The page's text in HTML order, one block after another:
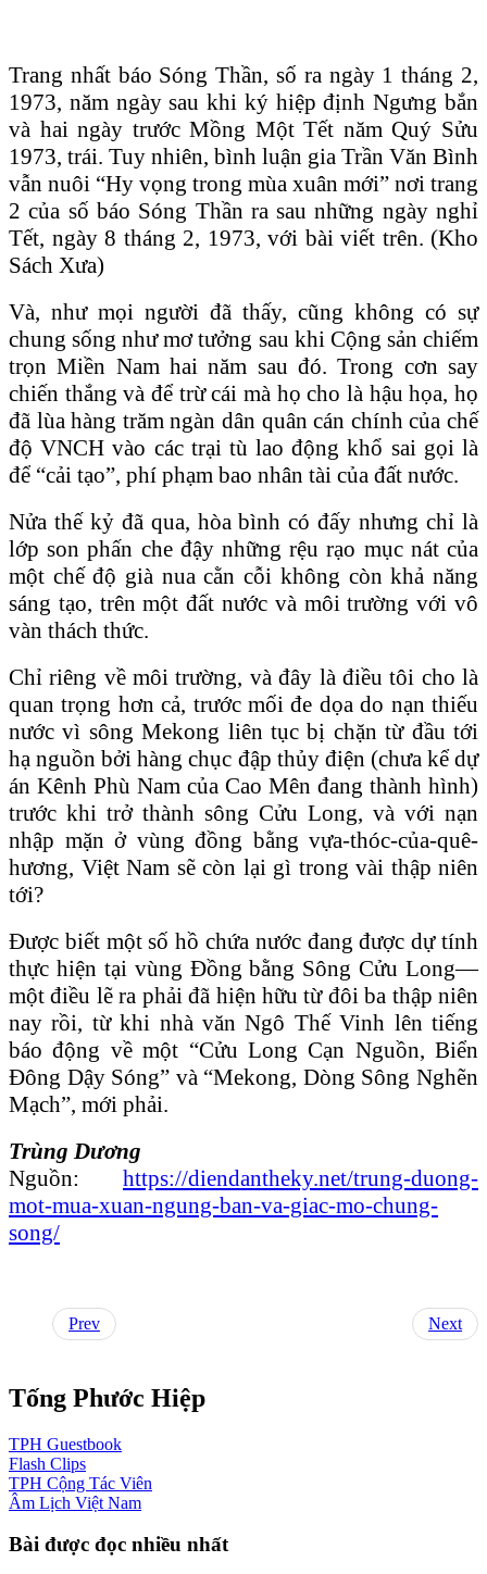
Trang nhất báo Sóng Thần, số ra ngày 1 tháng 2,
1973, năm ngày sau khi ký hiệp định Ngưng bắn
và hai ngày trước Mồng Một Tết năm Quý Sửu
1973, trái. Tuy nhiên, bình luận gia Trần Văn Bình
vẫn nuôi “Hy vọng trong mùa xuân mới” nơi trang
2 của số báo Sóng Thần ra sau những ngày nghỉ
Tết, ngày 8 tháng 2, 1973, với bài viết trên. (Kho
Sách Xưa)
Và, như mọi người đã thấy, cũng không có sự
chung sống như mơ tưởng sau khi Cộng sản chiếm
trọn Miền Nam hai năm sau đó. Trong cơn say
chiến thắng và để trừ cái mà họ cho là hậu họa, họ
đã lùa hàng trăm ngàn dân quân cán chính của chế
độ VNCH vào các trại tù lao động khổ sai gọi là
để “cải tạo”, phí phạm bao nhân tài của đất nước.
Nửa thế kỷ đã qua, hòa bình có đấy nhưng chỉ là
lớp son phấn che đậy những rệu rạo mục nát của
một chế độ già nua cằn cỗi không còn khả năng
sáng tạo, trên một đất nước và môi trường với vô
vàn thách thức.
Chỉ riêng về môi trường, và đây là điều tôi cho là
quan trọng hơn cả, trước mối đe dọa do nạn thiếu
nước vì sông Mekong liên tục bị chặn từ đầu tới
hạ nguồn bởi hàng chục đập thủy điện (chưa kể dự
án Kênh Phù Nam của Cao Mên đang thành hình)
trước khi trở thành sông Cửu Long, và với nạn
nhập mặn ở vùng đồng bằng vựa-thóc-của-quê-
hương, Việt Nam sẽ còn lại gì trong vài thập niên
tới?
Được biết một số hồ chứa nước đang được dự tính
thực hiện tại vùng Đồng bằng Sông Cửu Long—
một điều lẽ ra phải đã hiện hữu từ đôi ba thập niên
nay rồi, từ khi nhà văn Ngô Thế Vinh lên tiếng
báo động về một “Cửu Long Cạn Nguồn, Biển
Đông Dậy Sóng” và “Mekong, Dòng Sông Nghẽn
Mạch”, mới phải.
Trùng Dương
Nguồn: https://diendantheky.net/trung-duong-
mot-mua-xuan-ngung-ban-va-giac-mo-chung-
song/
Prev Next
Tống Phước Hiệp
TPH Guestbook
Flash Clips
TPH Cộng Tác Viên
Âm Lịch Việt Nam
Bài được đọc nhiều nhất